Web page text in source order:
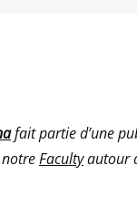
fait partie d’une
Facultyautour